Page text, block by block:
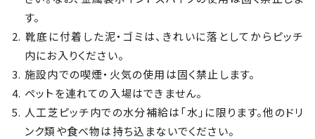
す。
靴底に付着した泥・ゴミは、きれいに落としてからピッチ
内にお入りください。
施設内での喫煙・火気の使用は固く禁止します。
ペットを連れての入場はできません。
人工芝ピッチ内での水分補給は「水」に限ります。他のドリ
ンク類や食べ物は持ち込まないでください。